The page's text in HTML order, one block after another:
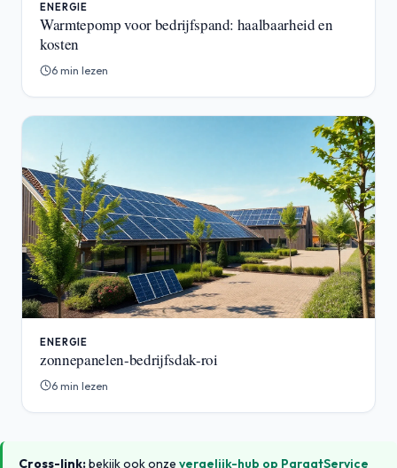
ENERGIE
Warmtepomp voor bedrijfspand: haalbaarheid en
kosten
6 min lezen
ENERGIE
zonnepanelen-bedrijfsdak-roi
6 min lezen
Cross-link:bekijk ook onze vergelijk-hub op ParaatService